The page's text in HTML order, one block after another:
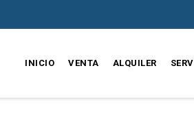
INICIO VENTA ALQUILER